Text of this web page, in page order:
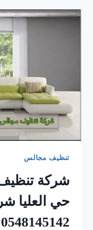
تنظيف مجالس
شركة
حي العليا
0548145142